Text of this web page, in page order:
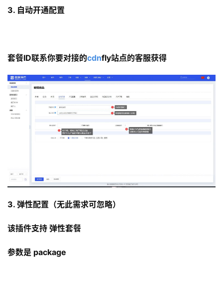
3. 自动开通配置
套餐ID联系你要对接的cdnfly站点的客服获得
3. 弹性配置（无此需求可忽略）
该插件支持 弹性套餐
参数是 package